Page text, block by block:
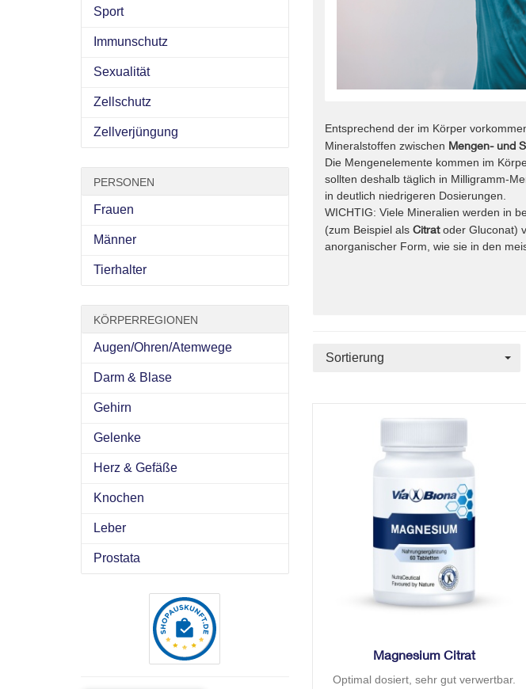
Entsprechend der im Körper
Mineralstoffen zwischen Mengen- und
Die Mengenelemente kommen im
sollten deshalb täglich in Milligramm-
in deutlich niedrigeren Dosierungen.
WICHTIG: Viele Mineralien werden in
(zum Beispiel als Citratoder Gluconat)
anorganischer Form, wie sie in den
Sortierung
Magnesium Citrat
Optimal dosiert, sehr gut verwertbar.
Sport
Immunschutz
Sexualität
Zellschutz
Zellverjüngung
PERSONEN
Frauen
Männer
Tierhalter
KÖRPERREGIONEN
Augen/Ohren/Atemwege
Darm & Blase
Gehirn
Gelenke
Herz & Gefäße
Knochen
Leber
Prostata